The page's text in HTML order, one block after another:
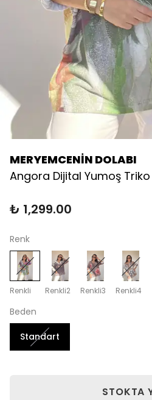
MERYEMCENİN DOLABI
Angora Dijital Yumoş Triko
₺ 1,299.00
Renk
Renkli Renkli2 Renkli3 Renkli4
Beden
Standart
STOKTA